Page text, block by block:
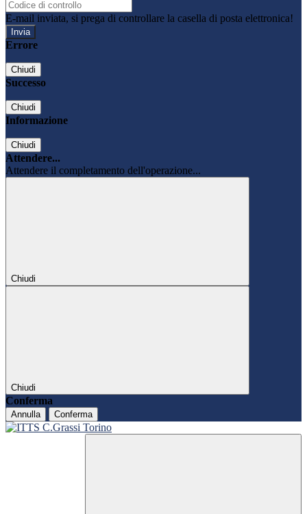
E-mail inviata, si prega di controllare la casella di posta elettronica!
Errore
Chiudi
Successo
Chiudi
Informazione
Chiudi
Attendere...
Attendere il completamento dell'operazione...
Chiudi
Chiudi
Conferma
Annulla Conferma